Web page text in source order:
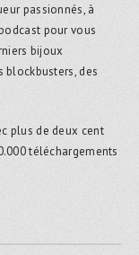
passionnés, à
pour vous
bijoux
blockbusters, des
plus de deux cent
téléchargements